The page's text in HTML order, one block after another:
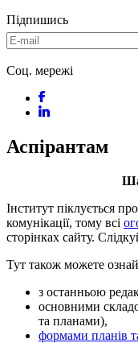
Підпишись
Соц. мережі
Аспірантам
Інститут піклується
комунікації, тому всі
сторінках сайту.
Тут також можете
з останньою
основними
та планами),
формами планів та